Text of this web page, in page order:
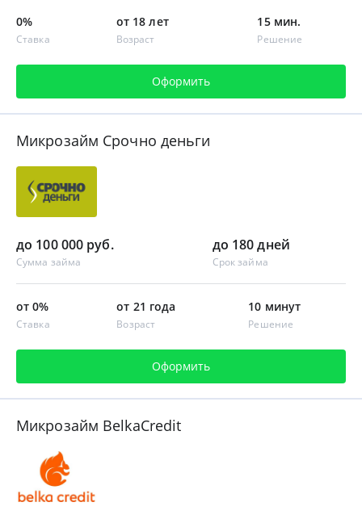
0%
Ставка
от 18 лет
Возраст
15 мин.
Решение
Оформить
Микрозайм Срочно деньги
до 100 000 руб.
Сумма займа
до 180 дней
Срок займа
от 0%
Ставка
от 21 года
Возраст
10 минут
Решение
Оформить
Микрозайм BelkaCredit